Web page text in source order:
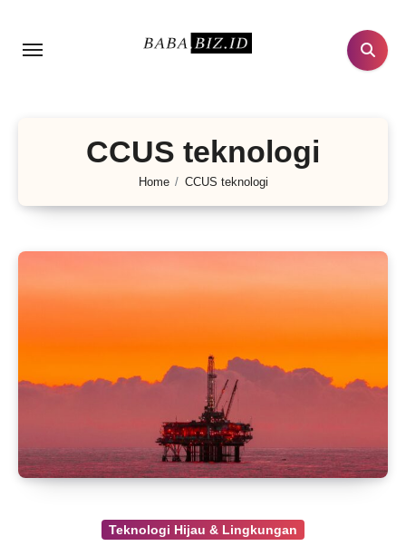
CCUS teknologi
Home CCUS teknologi
Teknologi Hijau & Lingkungan